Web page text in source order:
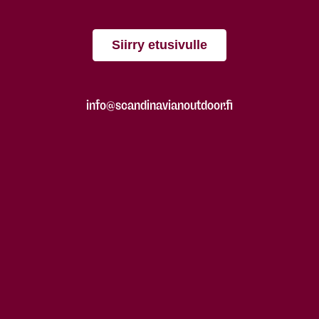
Siirry etusivulle
info@scandinavianoutdoor.fi